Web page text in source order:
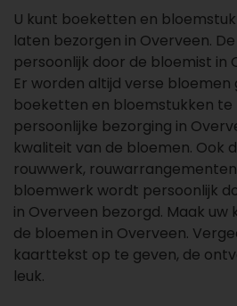
U kunt boeketten en
laten bezorgen in Overveen.
persoonlijk door de bloemist in
Er worden altijd verse
boeketten en bloemstukken te
persoonlijke bezorging in
kwaliteit van de bloemen. Ook
rouwwerk,
bloemwerk wordt persoonlijk
in Overveen bezorgd. Maak uw
de bloemen in Overveen.
kaarttekst op te geven, de
leuk.